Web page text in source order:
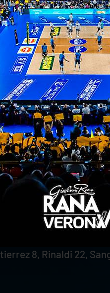
sul 15-16.
la difesa locale,
e Massari chiude
fa altrettanto e ad
il discorso in
mantengono un
che Verona si
fa suo l’ultimo punto
18; 21-25; 12-15)
Cortesia 12, Vitelli 5,
8, Rinaldi 22,